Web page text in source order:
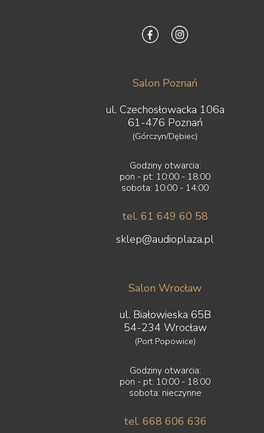
Salon Poznań
ul. Czechosłowacka 106a
61-476 Poznań
(Górczyn/Dębiec)
Godziny otwarcia:
pon - pt: 10:00 - 18:00
sobota: 10:00 - 14:00
tel. 61 649 60 58
sklep@audioplaza.pl
Salon Wrocław
ul. Białowieska 65B
54-234 Wrocław
(Port Popowice)
Godziny otwarcia:
pon - pt: 10:00 - 18:00
sobota: nieczynne
tel. 668 606 636